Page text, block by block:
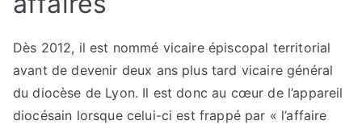
Dès 2012, il est nommé vicaire épiscopal territorial
avant de devenir deux ans plus tard vicaire général
du diocèse de Lyon. Il est donc au cœur de l’appareil
diocésain lorsque celui-ci est frappé par « l’affaire